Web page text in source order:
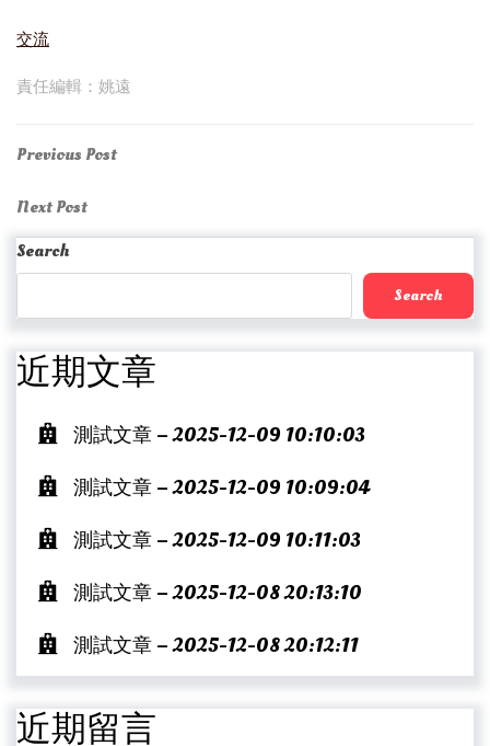
交流
責任編輯：姚遠
Post
navigation
Previous
Previous Post
Next
Post
Next Post
Search
Search
近期文章
測試文章 – 2025-12-09 10:10:03
測試文章 – 2025-12-09 10:09:04
測試文章 – 2025-12-09 10:11:03
測試文章 – 2025-12-08 20:13:10
測試文章 – 2025-12-08 20:12:11
近期留言